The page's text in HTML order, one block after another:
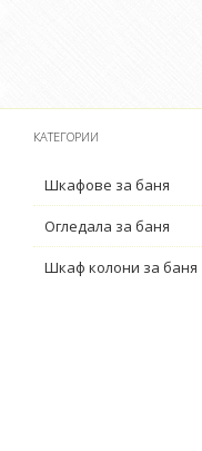
КАТЕГОРИИ
Шкафове за баня
Огледала за баня
Шкаф колони за баня